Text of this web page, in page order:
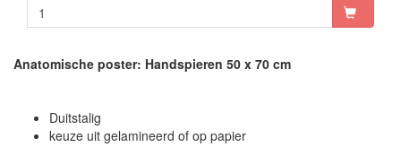
Anatomische poster: Handspieren 50 x 70 cm
Duitstalig
keuze uit gelamineerd of op papier